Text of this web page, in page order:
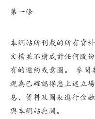
第一條
本網站所刊載的所有資
文檔並不構成對任何股
有的邀約或意圖。 參閱
視為已確認得悉上述立
息、資料及圖表進行金
與本網站無關。